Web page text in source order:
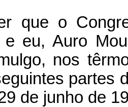
que o
e eu, Auro
nos
partes
de junho de